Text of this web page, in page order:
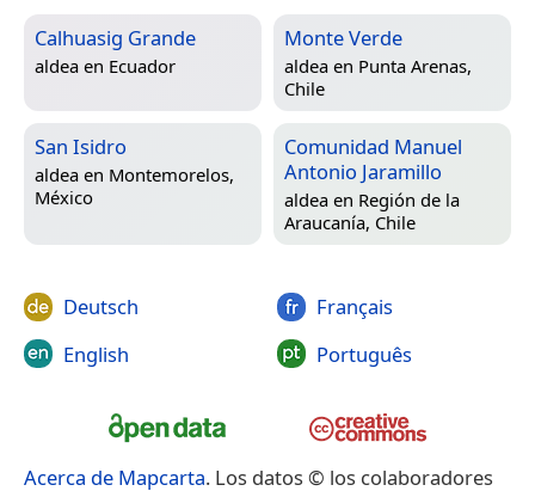
Calhuasig Grande
aldea en Ecuador
Monte Verde
aldea en Punta Arenas,
Chile
San Isidro
aldea en Montemorelos,
México
Comunidad Manuel
Antonio Jaramillo
aldea en Región de la
Araucanía, Chile
Deutsch
English
Français
Português
Acerca de Mapcarta. Los datos © los colaboradores